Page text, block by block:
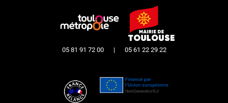
05 81 91 72 00 | 05 61 22 29 22